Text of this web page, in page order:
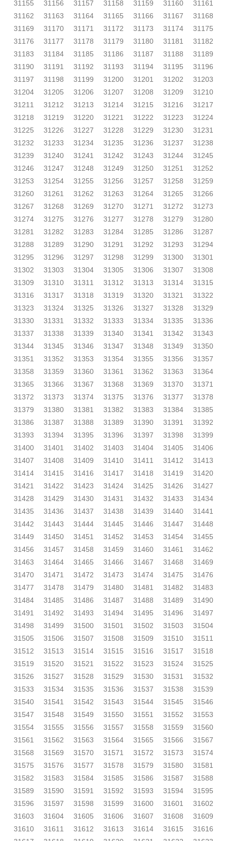
31155 31156 31157 31158 31159 31160
31161
31162
31163 31164 31165 31166 31167
31168
31169
31170 31171 31172 31173 31174
31175
31176
31177 31178 31179 31180 31181
31182
31183
31184 31185 31186 31187 31188
31189
31190
31191 31192 31193 31194 31195
31196
31197
31198 31199 31200 31201 31202
31203
31204
31205 31206 31207 31208 31209
31210
31211
31212 31213 31214 31215 31216
31217
31218
31219 31220 31221 31222 31223
31224
31225
31226 31227 31228 31229 31230
31231
31232
31233 31234 31235 31236 31237
31238
31239
31240 31241 31242 31243 31244
31245
31246
31247 31248 31249 31250 31251
31252
31253
31254 31255 31256 31257 31258
31259
31260
31261 31262 31263 31264 31265
31266
31267
31268 31269 31270 31271 31272
31273
31274
31275 31276 31277 31278 31279
31280
31281
31282 31283 31284 31285 31286
31287
31288
31289 31290 31291 31292 31293
31294
31295
31296 31297 31298 31299 31300
31301
31302
31303 31304 31305 31306 31307
31308
31309
31310 31311 31312 31313 31314
31315
31316
31317 31318 31319 31320 31321
31322
31323
31324 31325 31326 31327 31328
31329
31330
31331 31332 31333 31334 31335
31336
31337
31338 31339 31340 31341 31342
31343
31344
31345 31346 31347 31348 31349
31350
31351
31352 31353 31354 31355 31356
31357
31358
31359 31360 31361 31362 31363
31364
31365
31366 31367 31368 31369 31370
31371
31372
31373 31374 31375 31376 31377
31378
31379
31380 31381 31382 31383 31384
31385
31386
31387 31388 31389 31390 31391
31392
31393
31394 31395 31396 31397 31398
31399
31400
31401 31402 31403 31404 31405
31406
31407
31408 31409 31410 31411 31412
31413
31414
31415 31416 31417 31418 31419
31420
31421
31422 31423 31424 31425 31426
31427
31428
31429 31430 31431 31432 31433
31434
31435
31436 31437 31438 31439 31440
31441
31442
31443 31444 31445 31446 31447
31448
31449
31450 31451 31452 31453 31454
31455
31456
31457 31458 31459 31460 31461
31462
31463
31464 31465 31466 31467 31468
31469
31470
31471 31472 31473 31474 31475
31476
31477
31478 31479 31480 31481 31482
31483
31484
31485 31486 31487 31488 31489
31490
31491
31492 31493 31494 31495 31496
31497
31498
31499 31500 31501 31502 31503
31504
31505
31506 31507 31508 31509 31510
31511
31512
31513 31514 31515 31516 31517
31518
31519
31520 31521 31522 31523 31524
31525
31526
31527 31528 31529 31530 31531
31532
31533
31534 31535 31536 31537 31538
31539
31540
31541 31542 31543 31544 31545
31546
31547
31548 31549 31550 31551 31552
31553
31554
31555 31556 31557 31558 31559
31560
31561
31562 31563 31564 31565 31566
31567
31568
31569 31570 31571 31572 31573
31574
31575
31576 31577 31578 31579 31580
31581
31582
31583 31584 31585 31586 31587
31588
31589
31590 31591 31592 31593 31594
31595
31596
31597 31598 31599 31600 31601
31602
31603
31604 31605 31606 31607 31608
31609
31610
31611 31612 31613 31614 31615
31616